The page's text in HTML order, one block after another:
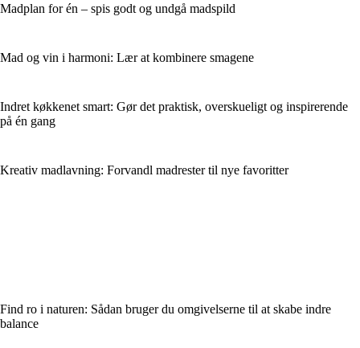
Madplan for én – spis godt og undgå madspild
Mad og vin i harmoni: Lær at kombinere smagene
Indret køkkenet smart: Gør det praktisk, overskueligt og inspirerende
på én gang
Kreativ madlavning: Forvandl madrester til nye favoritter
Find ro i naturen: Sådan bruger du omgivelserne til at skabe indre
balance